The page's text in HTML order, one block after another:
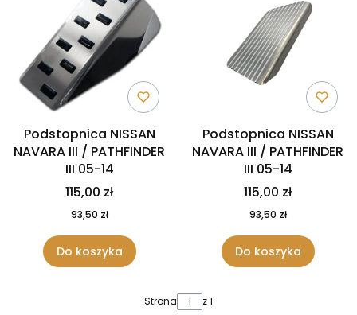
Podstopnica NISSAN
NAVARA III / PATHFINDER
III 05-14
115,00 zł
93,50 zł
Do koszyka
Podstopnica NISSAN
NAVARA III / PATHFINDER
III 05-14
115,00 zł
93,50 zł
Do koszyka
Strona z 1